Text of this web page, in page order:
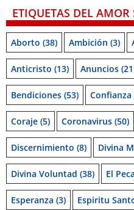
ETIQUETAS DEL AMOR
Aborto (38) Ambición (3)
Anticristo (13) Anuncios
Bendiciones (53) Confianza
Coraje (5) Coronavirus (50)
Discernimiento (8) Divina
Divina Voluntad (38) El
Esperanza (3) Espiritu